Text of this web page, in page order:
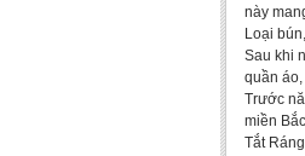
này
Loại
Sau khi
quần
Trước
miền
Tắt